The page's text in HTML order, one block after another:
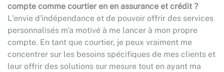
compte comme courtier en en assurance et crédit ?
L'envie d'indépendance et de pouvoir offrir des services
personnalisés m'a motivé à me lancer à mon propre
compte. En tant que courtier, je peux vraiment me
concentrer sur les besoins spécifiques de mes clients et
leur offrir des solutions sur mesure tout en ayant ma